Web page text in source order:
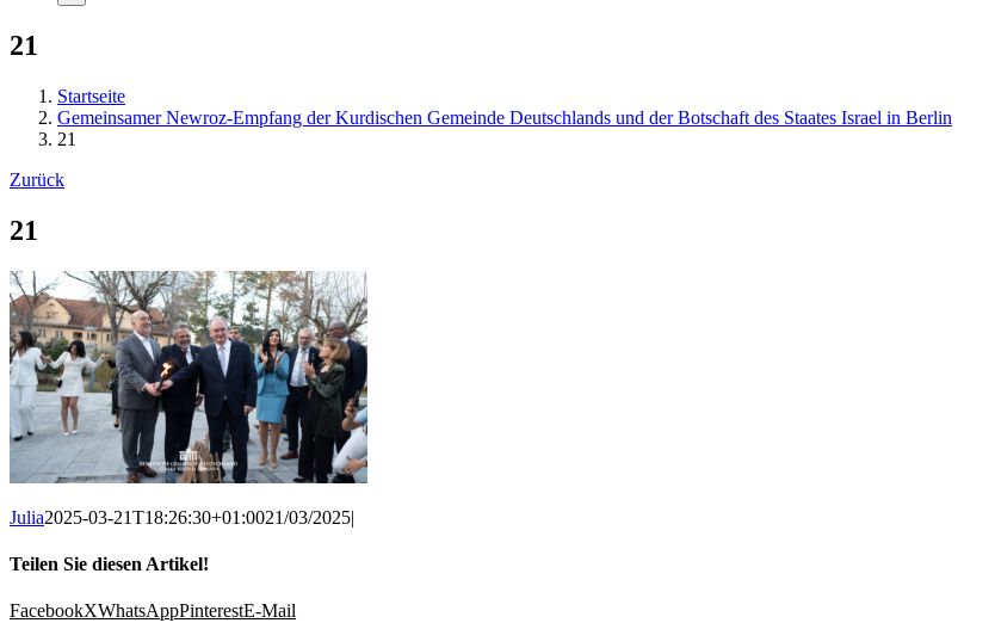
21
Startseite
Gemeinsamer Newroz-Empfang der Kurdischen Gemeinde Deutschlands und der Botschaft des Staates Israel in Berlin
21
Zurück
21
Julia2025-03-21T18:26:30+01:0021/03/2025|
Teilen Sie diesen Artikel!
FacebookXWhatsAppPinterestE-Mail